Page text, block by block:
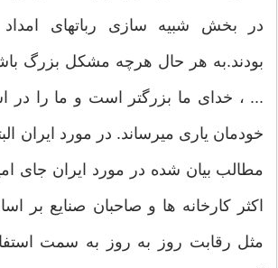
در بخش شبیه سازی رباتهای امداد
بودند.به هر حال هرچه مشکل بزرگ
... ، خدای ما بزرگتر است و ما را در
خودمان یاری میرساند. در مورد ایران
مطالب بیان شده در مورد ایران جای
اکثر کارخانه ها و صاحبان صنایع بر
مثل رقابت روز به روز به سمت